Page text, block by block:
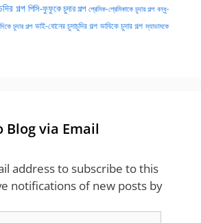
গল্প পিসি-ফুফুকে চুদার গল্প প্রেমিক-প্রেমিকাকে চুদার গল্প বন্ধু-
চুদার গল্প ভাই-বোনের চুদাচুদির গল্প ভাবিকে চুদার গল্প ম্যাডামকে
Blog via Email
address to subscribe to this
notifications of new posts by